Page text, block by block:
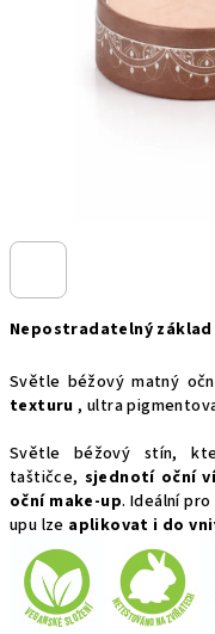
Nepostradatelný základ
Světle béžový matný
texturu , ultra
Světle béžový stín,
taštičce, sjednotí oční
oční make-up. Ideální
upu lze aplikovat i do